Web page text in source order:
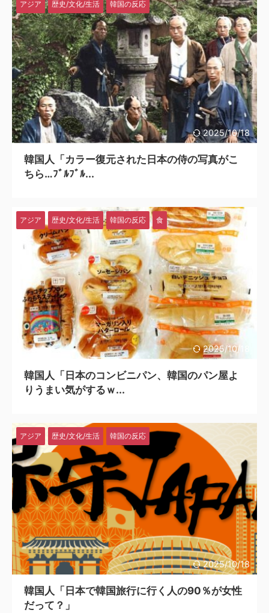
2025/10/18
アジア 歴史/文化/生活 韓国の反応
韓国人「カラー復元された日本の侍の写真がこ
ちら…ﾌﾞﾙﾌﾞﾙ...
2025/10/18
アジア 歴史/文化/生活 韓国の反応 食
韓国人「日本のコンビニパン、韓国のパン屋よ
りうまい気がするｗ...
2025/10/18
アジア 歴史/文化/生活 韓国の反応
韓国人「日本で韓国旅行に行く人の90％が女性
だって？」